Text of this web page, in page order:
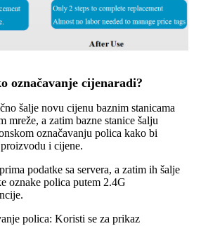
označavanje cijenaradi?
šalje novu cijenu baznim stanicama
mreže, a zatim bazne stanice šalju
označavanju polica kako bi
i cijene.
podatke sa servera, a zatim ih šalje
oznake polica putem 2.4G
polica: Koristi se za prikaz